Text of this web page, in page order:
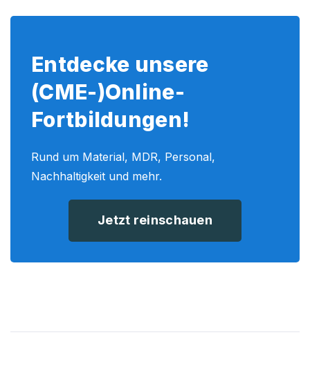
Entdecke unsere
(CME-)Online-
Fortbildungen!
Rund um Material, MDR, Personal,
Nachhaltigkeit und mehr.
Jetzt reinschauen